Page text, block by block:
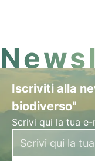
Iscriviti alla
biodiverso"
Scrivi qui la tua e-